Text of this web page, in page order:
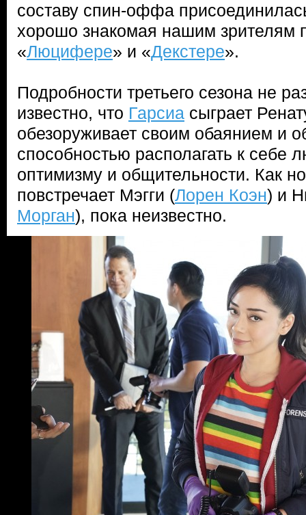
составу спин-оффа
хорошо знакомая нашим зрителям
«Люцифере» и «Декстере».
Подробности третьего сезона не
известно, что Гарсиа сыграет
обезоруживает своим обаянием и
способностью располагать к себе
оптимизму и общительности. Как
повстречает Мэгги (Лорен Коэн) и
Морган), пока неизвестно.